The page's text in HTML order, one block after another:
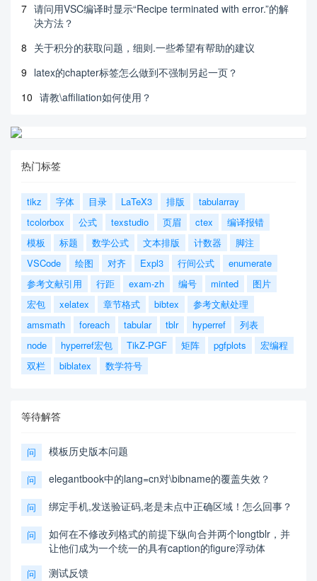
7 请问用VSC编译时显示“Recipe terminated with error.”的解
决方法？
8 关于积分的获取问题，细则.一些希望有帮助的建议
9 latex的chapter标签怎么做到不强制另起一页？
10 请教\affiliation如何使用？
热门标签
tikz 字体 目录 LaTeX3 排版
tabularray
tcolorbox
公式 texstudio 页眉 ctex
编译报错
模板
标题 数学公式 文本排版 计数器
脚注
VSCode
绘图 对齐 Expl3 行间公式
enumerate
参考文献引用
行距 exam-zh 编号 minted
图片
宏包
xelatex 章节格式 bibtex
参考文献处理
amsmath
foreach tabular tblr hyperref
列表
node
hyperref宏包 TikZ-PGF 矩阵 pgfplots
宏编程
双栏
biblatex 数学符号
等待解答
问 模板历史版本问题
问 elegantbook中的lang=cn对\bibname的覆盖失效？
问 绑定手机,发送验证码,老是未点中正确区域！怎么回事？
问
如何在不修改列格式的前提下纵向合并两个longtblr，并
让他们成为一个统一的具有caption的figure浮动体
问 测试反馈